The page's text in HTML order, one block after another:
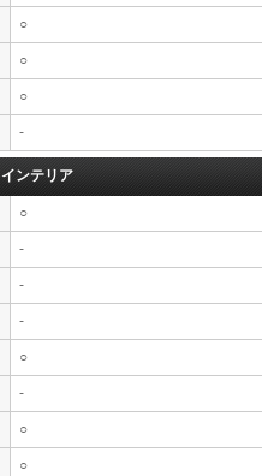
○
○
○
-
インテリア
○
-
-
-
○
-
○
○